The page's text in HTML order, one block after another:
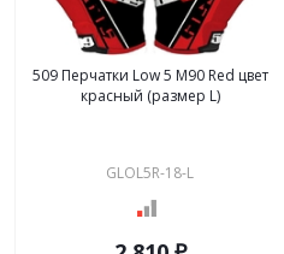
509 Перчатки Low 5 M90 Red цвет
красный (размер L)
GLOL5R-18-L